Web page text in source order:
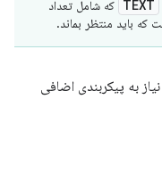
TEXT که شامل تعداد
که باید منتظر بماند.
به پیکربندی اضافی